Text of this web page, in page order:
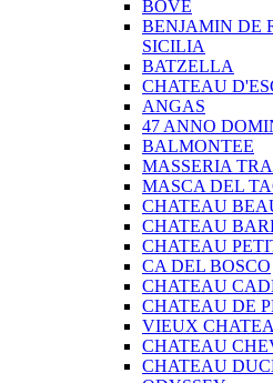
BOVE
BENJAMIN DE
SICILIA
BATZELLA
CHATEAU
ANGAS
47 ANNO
BALMONTEE
MASSERIA
MASCA DEL
CHATEAU
CHATEAU
CHATEAU
CA DEL BOSCO
CHATEAU
CHATEAU DE
VIEUX
CHATEAU
CHATEAU